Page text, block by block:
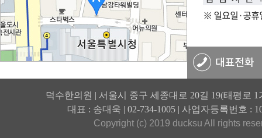
덕수한의원 | 서울시 중구 세종대로 20길 19(태평로 1
대표 : 송대욱 | 02-734-1005 | 사업자등록번호 :
Copyright (c) 2019 ducksu All rights